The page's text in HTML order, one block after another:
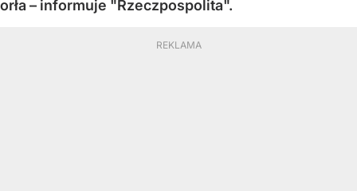
orła – informuje "Rzeczpospolita".